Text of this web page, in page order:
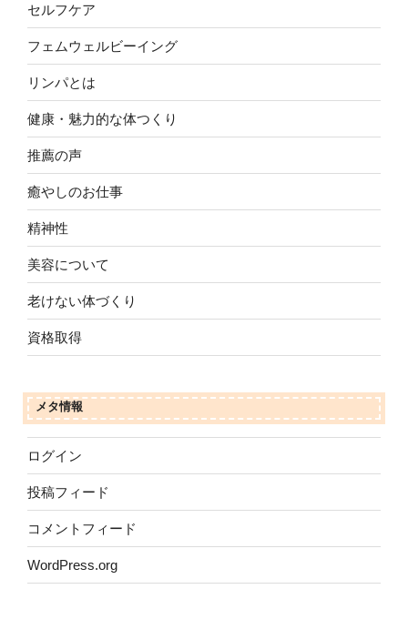
セルフケア
フェムウェルビーイング
リンパとは
健康・魅力的な体つくり
推薦の声
癒やしのお仕事
精神性
美容について
老けない体づくり
資格取得
メタ情報
ログイン
投稿フィード
コメントフィード
WordPress.org